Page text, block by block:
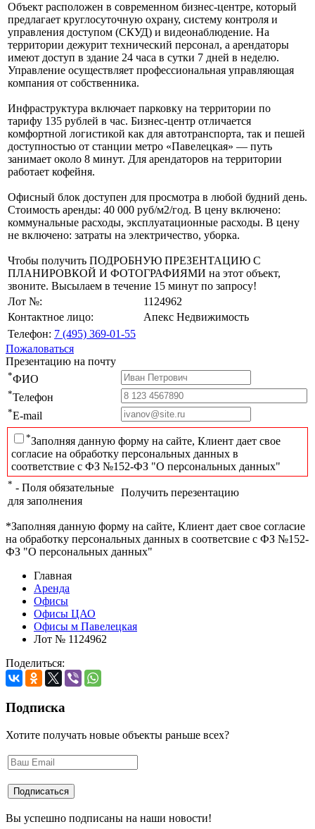
Объект расположен в современном бизнес-центре, который
предлагает круглосуточную охрану, систему контроля и
управления доступом (СКУД) и видеонаблюдение. На
территории дежурит технический персонал, а арендаторы
имеют доступ в здание 24 часа в сутки 7 дней в неделю.
Управление осуществляет профессиональная управляющая
компания от собственника.
Инфраструктура включает парковку на территории по
тарифу 135 рублей в час. Бизнес-центр отличается
комфортной логистикой как для автотранспорта, так и пешей
доступностью от станции метро «Павелецкая» — путь
занимает около 8 минут. Для арендаторов на территории
работает кофейня.
Офисный блок доступен для просмотра в любой будний день.
Стоимость аренды: 40 000 руб/м2/год. В цену включено:
коммунальные расходы, эксплуатационные расходы. В цену
не включено: затраты на электричество, уборка.
Чтобы получить ПОДРОБНУЮ ПРЕЗЕНТАЦИЮ С
ПЛАНИРОВКОЙ И ФОТОГРАФИЯМИ на этот объект,
звоните. Высылаем в течение 15 минут по запросу!
Лот №:
1124962
Контактное лицо:
Апекс Недвижимость
Телефон: 7 (495) 369-01-55
Пожаловаться
Презентацию на почту
*ФИО
*Телефон
*E-mail
*Заполняя данную форму на сайте, Клиент дает свое
согласие на обработку персональных данных в
соответствие с ФЗ №152-ФЗ "О персональных данных"
* - Поля обязательные
для заполнения
Получить перезентацию
*Заполняя данную форму на сайте, Клиент дает свое согласие
на обработку персональных данных в соответсвие с ФЗ №152-
ФЗ "О персональных данных"
Главная
Аренда
Офисы
Офисы ЦАО
Офисы м Павелецкая
Лот № 1124962
Поделиться:
Подписка
Хотите получать новые объекты раньше всех?
Вы успешно подписаны на наши новости!